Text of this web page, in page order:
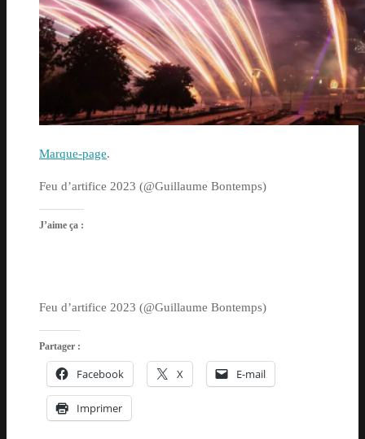
Marque-page.
Feu d’artifice 2023 (@Guillaume Bontemps)
J’aime ça :
Feu d’artifice 2023 (@Guillaume Bontemps)
Partager :
Facebook X E-mail
Imprimer